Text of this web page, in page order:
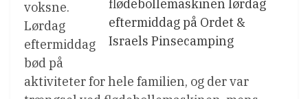
flødebollemaskinen lørdag
eftermiddag på Ordet &
Israels Pinsecamping
voksne.
Lørdag
eftermiddag
bød på
aktiviteter for hele familien, og der var